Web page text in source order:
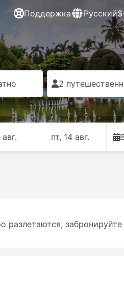
Поддержка Русский
2
пт, 14 авг.
разлетаются, забронируйте